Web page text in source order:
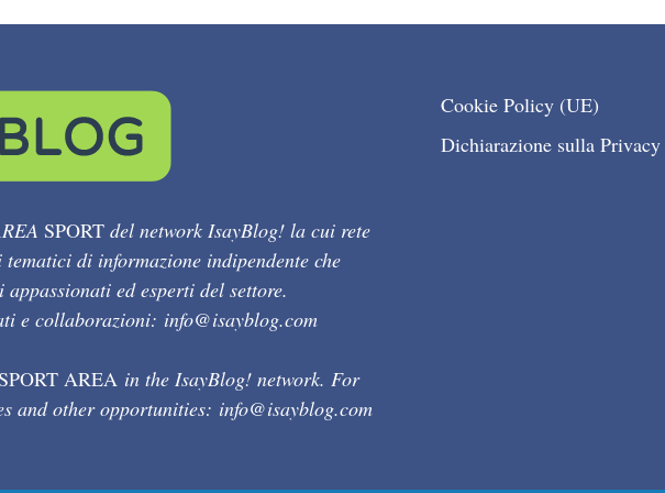
SPORT del network IsayBlog! la cui rete
di informazione indipendente che
ed esperti del settore.
e collaborazioni: info@isayblog.com
AREA in the IsayBlog! network. For
and other opportunities: info@isayblog.com
Cookie Policy (UE)
Dichiarazione sulla